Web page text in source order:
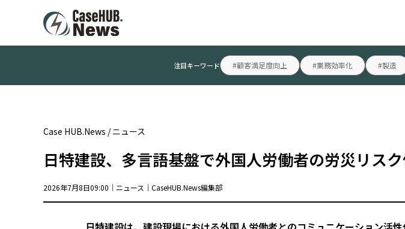
注目キーワード #顧客満足度向上 #業務効率化 #製造
Case HUB.News /ニュース
日特建設、多言語基盤で外国人労働者の労災リス
2026年7月8日09:00｜ ニュース ｜ CaseHUB.News編集部